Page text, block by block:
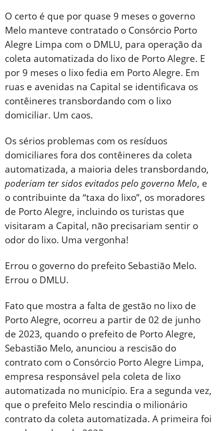
O certo é que por quase 9 meses o governo
Melo manteve contratado o Consórcio Porto
Alegre Limpa com o DMLU, para operação da
coleta automatizada do lixo de Porto Alegre. E
por 9 meses o lixo fedia em Porto Alegre. Em
ruas e avenidas na Capital se identificava os
contêineres transbordando com o lixo
domiciliar. Um caos.
Os sérios problemas com os resíduos
domiciliares fora dos contêineres da coleta
automatizada, a maioria deles transbordando,
poderiam ter sidos evitados pelo governo Melo, e
o contribuinte da “taxa do lixo”, os moradores
de Porto Alegre, incluindo os turistas que
visitaram a Capital, não precisariam sentir o
odor do lixo. Uma vergonha!
Errou o governo do prefeito Sebastião Melo.
Errou o DMLU.
Fato que mostra a falta de gestão no lixo de
Porto Alegre, ocorreu a partir de 02 de junho
de 2023, quando o prefeito de Porto Alegre,
Sebastião Melo, anunciou a rescisão do
contrato com o Consórcio Porto Alegre Limpa,
empresa responsável pela coleta de lixo
automatizada no município. Era a segunda vez,
que o prefeito Melo rescindia o milionário
contrato da coleta automatizada. A primeira foi